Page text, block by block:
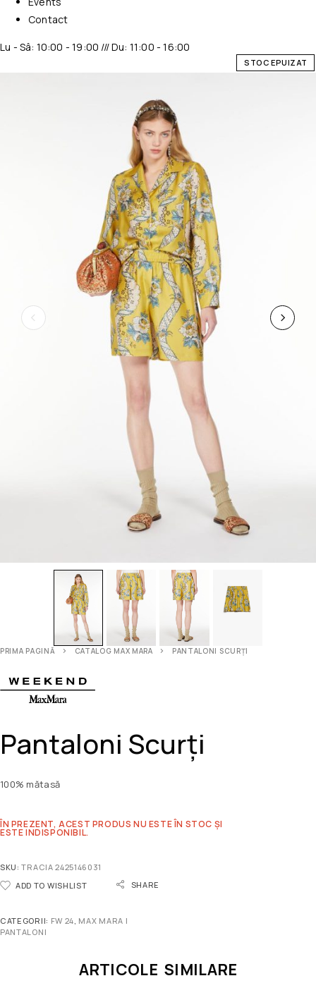
Contact
Lu - Sâ: 10:00 - 19:00 /// Du: 11:00 - 16:00
STOC EPUIZAT
PRIMA PAGINĂ CATALOG MAX MARA PANTALONI SCURȚI
Pantaloni Scurți
100% mătasă
ÎN PREZENT, ACEST PRODUS NU ESTE ÎN STOC ȘI
ESTE INDISPONIBIL.
SKU:TRACIA 2425146031
ADD TO WISHLIST
SHARE
CATEGORII: FW 24 MAX MARA |
PANTALONI
ARTICOLE SIMILARE